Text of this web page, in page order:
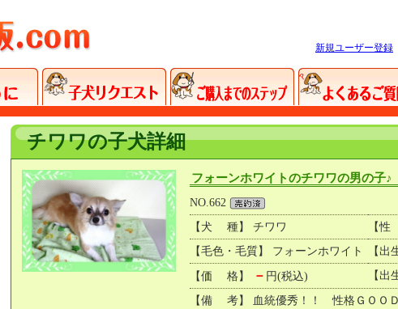
新規ユーザー登録
チワワの子犬詳細
フォーンホワイトのチワワの男の子♪
NO.662
【犬 種】 チワワ
【
【毛色・毛質】 フォーンホワイト
【出
【価 格】 － 円(税込) 【出
【備 考】 血統優秀！！ 性格ＧＯＯ